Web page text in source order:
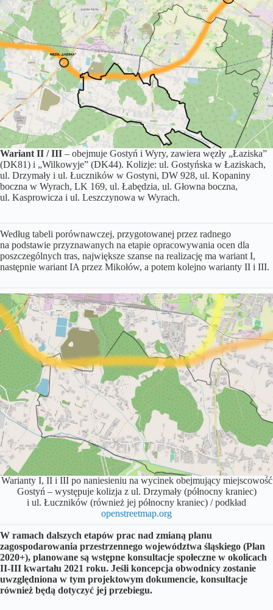
Wariant II / III – obejmuje Gostyń i Wyry, zawiera węzły „Łaziska”
(DK81) i „Wilkowyje” (DK44). Kolizje: ul. Gostyńska w Łaziskach,
ul. Drzymały i ul. Łuczników w Gostyni, DW 928, ul. Kopaniny
boczna w Wyrach, LK 169, ul. Łabędzia, ul. Głowna boczna,
ul. Kasprowicza i ul. Leszczynowa w Wyrach.
Według tabeli porównawczej, przygotowanej przez radnego
na podstawie przyznawanych na etapie opracowywania ocen dla
poszczególnych tras, największe szanse na realizację ma wariant I,
następnie wariant IA przez Mikołów, a potem kolejno warianty II i III.
Warianty I, II i III po naniesieniu na wycinek obejmujący miejscowość
Gostyń – występuje kolizja z ul. Drzymały (północny kraniec)
i ul. Łuczników (również jej północny kraniec) / podkład
openstreetmap.org
W ramach dalszych etapów prac nad zmianą planu
zagospodarowania przestrzennego województwa śląskiego (Plan
2020+), planowane są wstępne konsultacje społeczne w okolicach
II-III kwartału 2021 roku. Jeśli koncepcja obwodnicy zostanie
uwzględniona w tym projektowym dokumencie, konsultacje
również będą dotyczyć jej przebiegu.